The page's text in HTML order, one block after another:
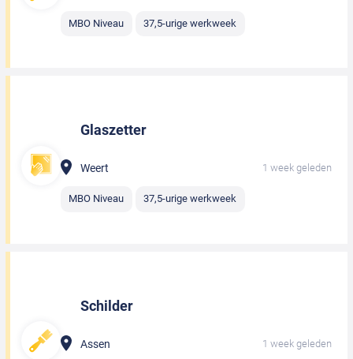
MBO Niveau 37,5-urige werkweek
Glaszetter
Weert 1 week geleden
MBO Niveau 37,5-urige werkweek
Schilder
Assen 1 week geleden